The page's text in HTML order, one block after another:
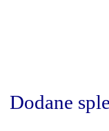
Dodane